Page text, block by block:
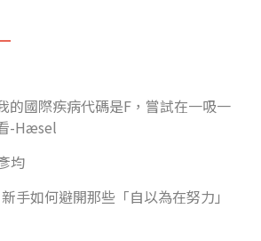
的國際疾病代碼是F，嘗試在一吸一
-Hæsel
均
手如何避開那些「自以為在努力」